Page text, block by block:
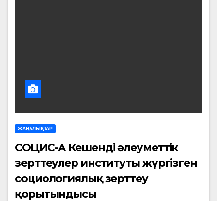
ЖАҢАЛЫҚТАР
СОЦИС-А Кешенді әлеуметтік
зерттеулер институты жүргізген
социологиялық зерттеу
қорытындысы